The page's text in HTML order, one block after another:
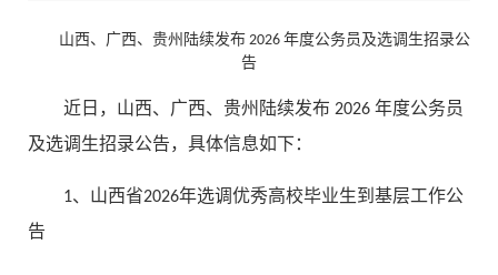
山西、广西、贵州陆续发布 2026 年度公务员及选调生招录公
告
近日，山西、广西、贵州陆续发布 2026 年度公务员
及选调生招录公告，具体信息如下：
1、山西省2026年选调优秀高校毕业生到基层工作公
告